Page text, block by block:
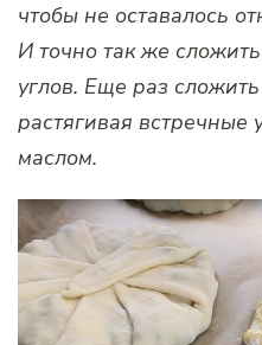
чтобы не оставалось
И точно так же
углов. Еще раз
растягивая встречные
маслом.